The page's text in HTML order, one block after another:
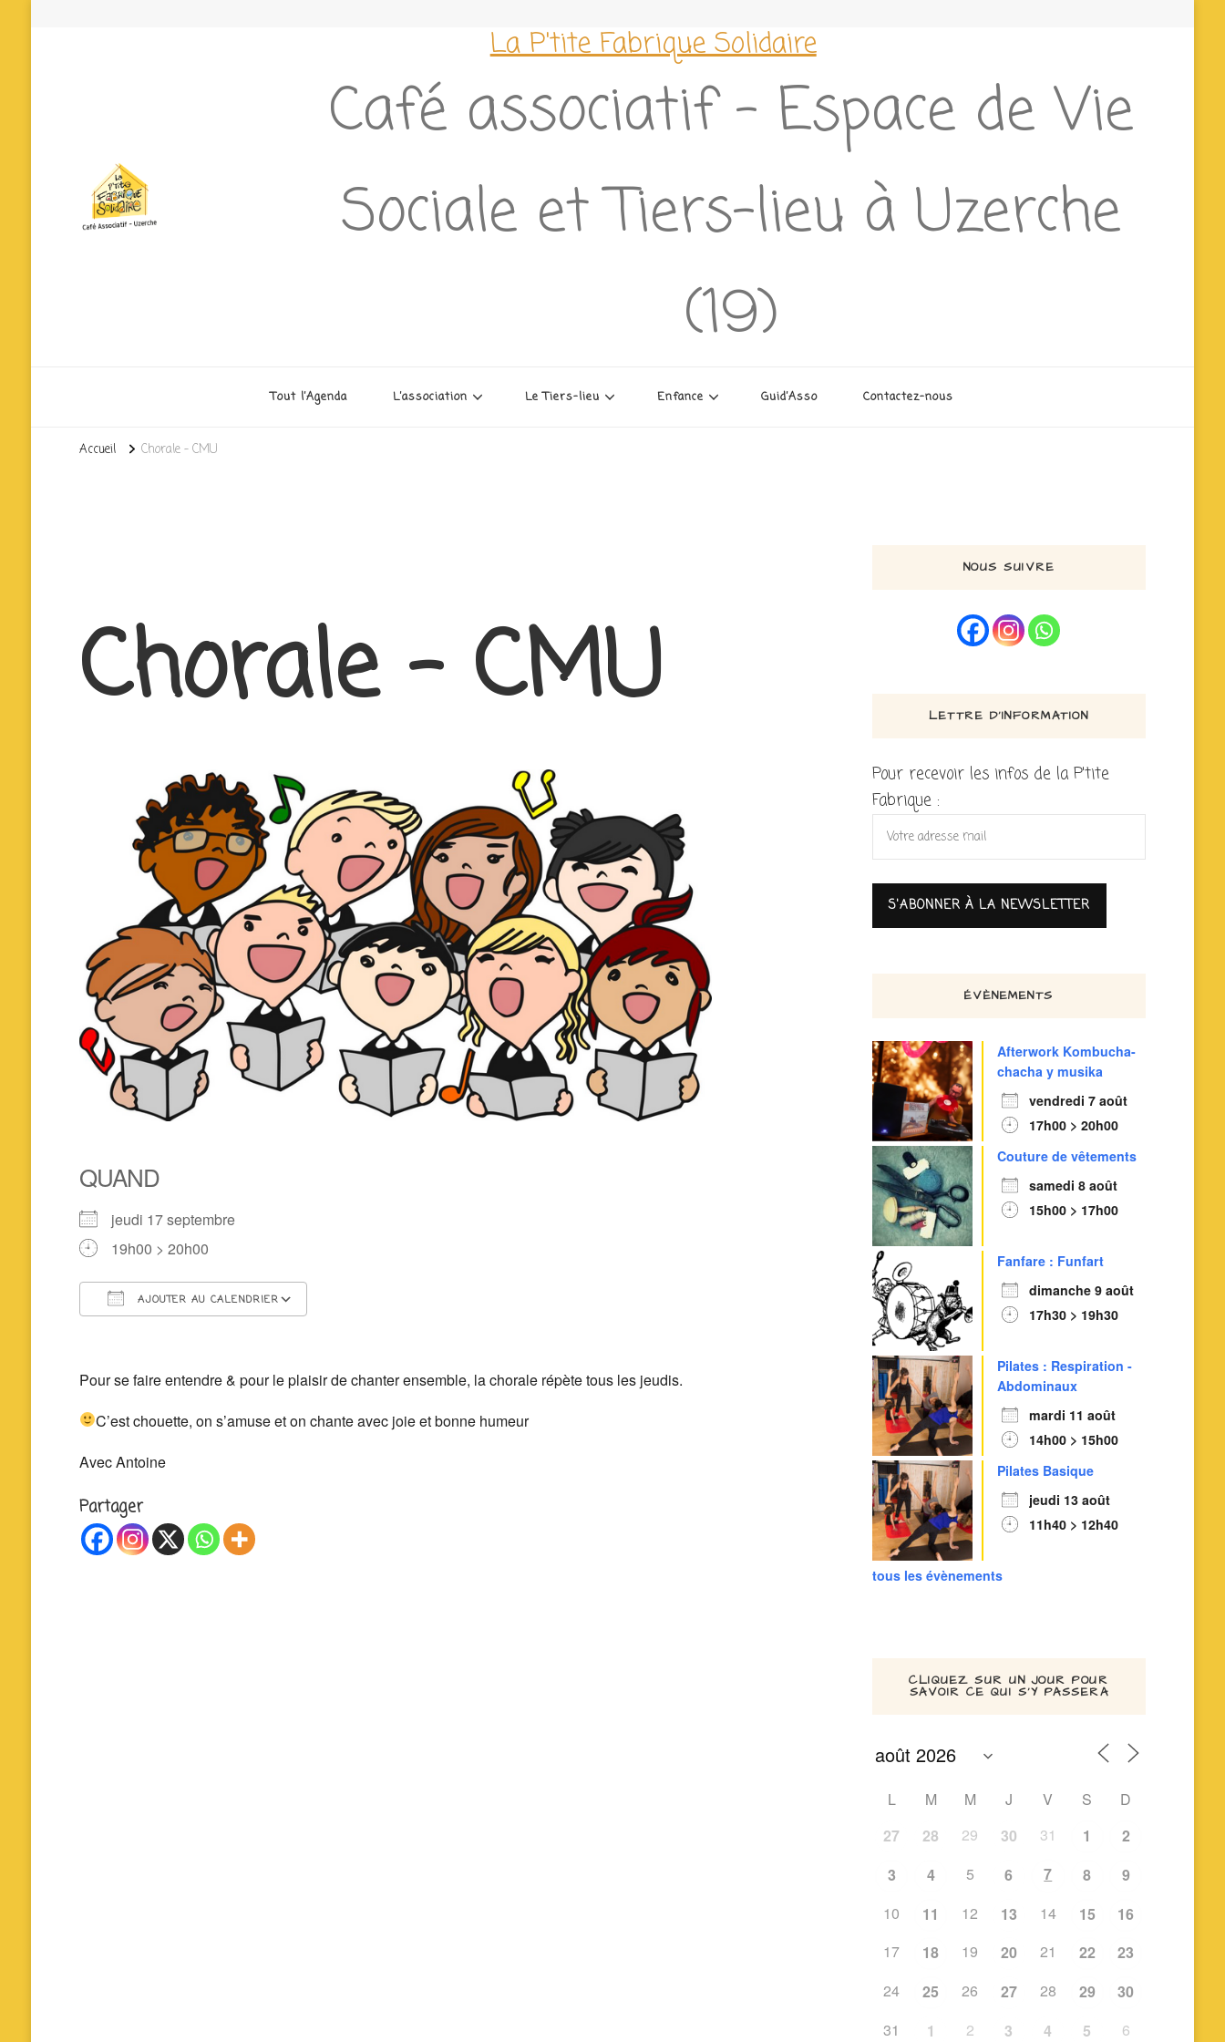
La P'tite Fabrique Solidaire
Café associatif – Espace de Vie
Sociale et Tiers-lieu à Uzerche
(19)
Tout l’Agenda L’association Le Tiers-lieu Enfance Guid’Asso Contactez-nous
Accueil Chorale – CMU
Chorale – CMU
QUAND
jeudi 17 septembre
19h00 > 20h00
AJOUTER AU CALENDRIER
Pour se faire entendre & pour le plaisir de chanter ensemble, la chorale répète tous les jeudis.
C’est chouette, on s’amuse et on chante avec joie et bonne humeur
Avec Antoine
Partager
NOUS SUIVRE
LETTRE D’INFORMATION
Pour recevoir les infos de la P'tite
Fabrique :
ÉVÈNEMENTS
Afterwork Kombucha-
chacha y musika
vendredi 7 août
17h00 > 20h00
Couture de vêtements
samedi 8 août
15h00 > 17h00
Fanfare : Funfart
dimanche 9 août
17h30 > 19h30
Pilates : Respiration -
Abdominaux
mardi 11 août
14h00 > 15h00
Pilates Basique
jeudi 13 août
11h40 > 12h40
tous les évènements
CLIQUEZ SUR UN JOUR POUR
SAVOIR CE QUI S’Y PASSERA
L M M J V S
D
27
28 29 30 31 1
2
3
4 5 6 7 8
9
10
11 12 13 14 15
16
17
18 19 20 21 22
23
24
25 26 27 28 29
30
31
1 2 3 4 5 6